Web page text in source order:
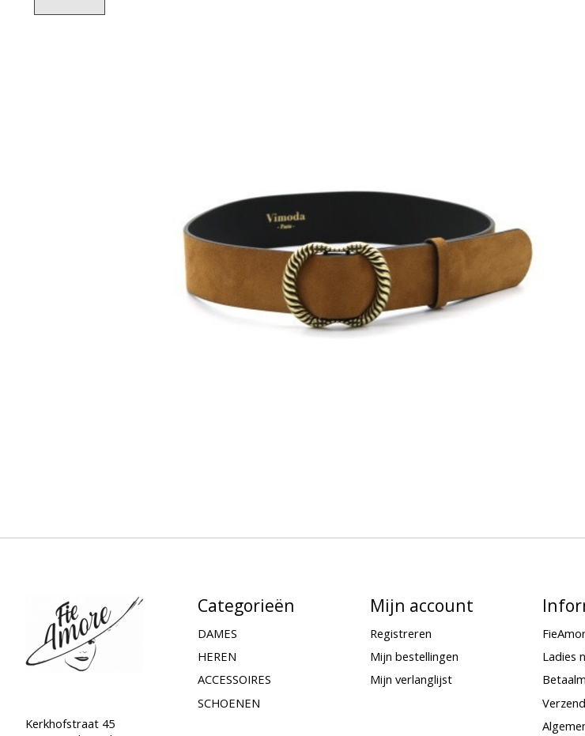
Kerkhofstraat 45
Categorieën
DAMES
HEREN
ACCESSOIRES
SCHOENEN
Mijn account
Registreren
Mijn bestellingen
Mijn verlanglijst
Ladies